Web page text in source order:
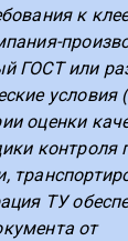
к
ГОСТ или
оценки
контроля
ТУ
от